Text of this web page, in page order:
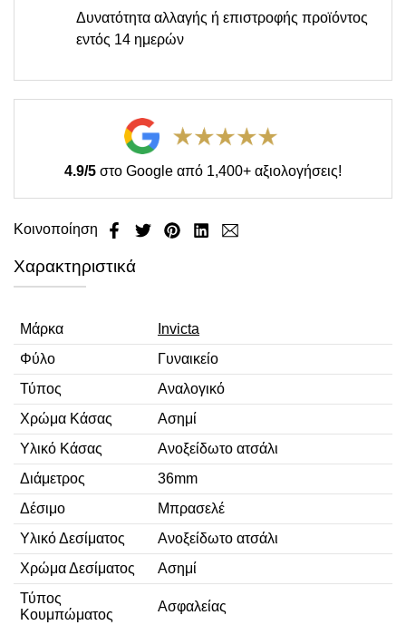
Δυνατότητα αλλαγής ή επιστροφής προϊόντος
εντός 14 ημερών
4.9/5 στο Google από 1,400+ αξιολογήσεις!
Κοινοποίηση
Χαρακτηριστικά
Μάρκα
Invicta
Φύλο
Γυναικείο
Τύπος
Αναλογικό
Χρώμα Κάσας
Ασημί
Υλικό Κάσας
Ανοξείδωτο ατσάλι
Διάμετρος
36mm
Δέσιμο
Μπρασελέ
Υλικό Δεσίματος
Ανοξείδωτο ατσάλι
Χρώμα Δεσίματος
Ασημί
Τύπος
Κουμπώματος
Ασφαλείας